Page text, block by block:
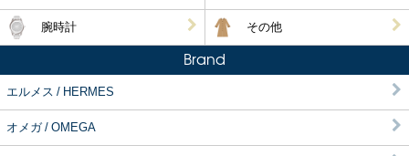
腕時計 その他
Brand
エルメス / HERMES
オメガ / OMEGA